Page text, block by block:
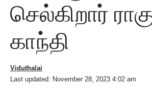
செல்கிறார்
காந்தி
Last updated: November 28, 2023 4:02 am
Viduthalai